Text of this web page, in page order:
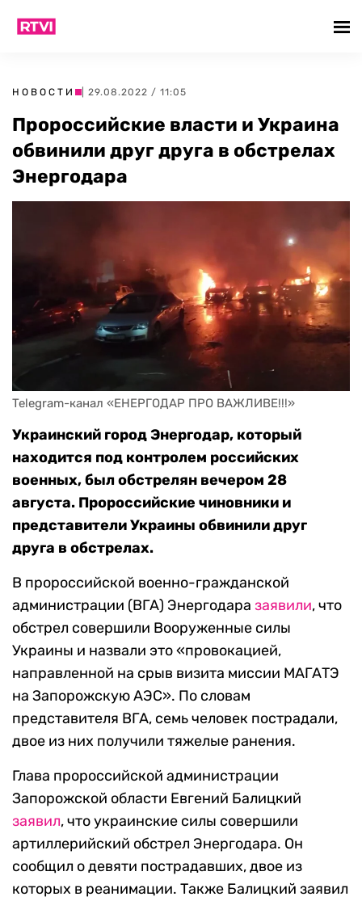
НОВОСТИ | 29.08.2022 / 11:05
Пророссийские власти и Украина
обвинили друг друга в обстрелах
Энергодара
Telegram-канал «ЕНЕРГОДАР ПРО ВАЖЛИВЕ!!!»
Украинский город Энергодар, который
находится под контролем российских
военных, был обстрелян вечером 28
августа. Пророссийские чиновники и
представители Украины обвинили друг
друга в обстрелах.
В пророссийской военно-гражданской
администрации (ВГА) Энергодара заявили, что
обстрел совершили Вооруженные силы
Украины и назвали это «провокацией,
направленной на срыв визита миссии МАГАТЭ
на Запорожскую АЭС». По словам
представителя ВГА, семь человек пострадали,
двое из них получили тяжелые ранения.
Глава пророссийской администрации
Запорожской области Евгений Балицкий
заявил, что украинские силы совершили
артиллерийский обстрел Энергодара. Он
сообщил о девяти пострадавших, двое из
которых в реанимации. Также Балицкий заявил